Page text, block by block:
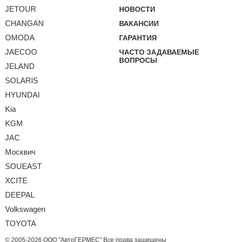
JETOUR
CHANGAN
OMODA
JAECOO
JELAND
SOLARIS
HYUNDAI
Kia
KGM
JAC
Москвич
SOUEAST
XCITE
DEEPAL
Volkswagen
TOYOTA
НОВОСТИ
ВАКАНСИИ
ГАРАНТИЯ
ЧАСТО ЗАДАВАЕМЫЕ
ВОПРОСЫ
© 2005-2026 ООО "АвтоГЕРМЕС" Все права защищены